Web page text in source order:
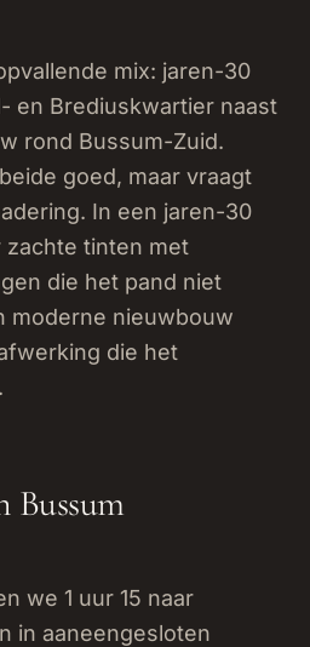
mix: jaren-30
en Brediuskwartier naast
rond Bussum-Zuid.
goed, maar vraagt
In een jaren-30
zachte tinten met
die het pand niet
moderne nieuwbouw
die het
Bussum
we 1 uur 15 naar
in aaneengesloten